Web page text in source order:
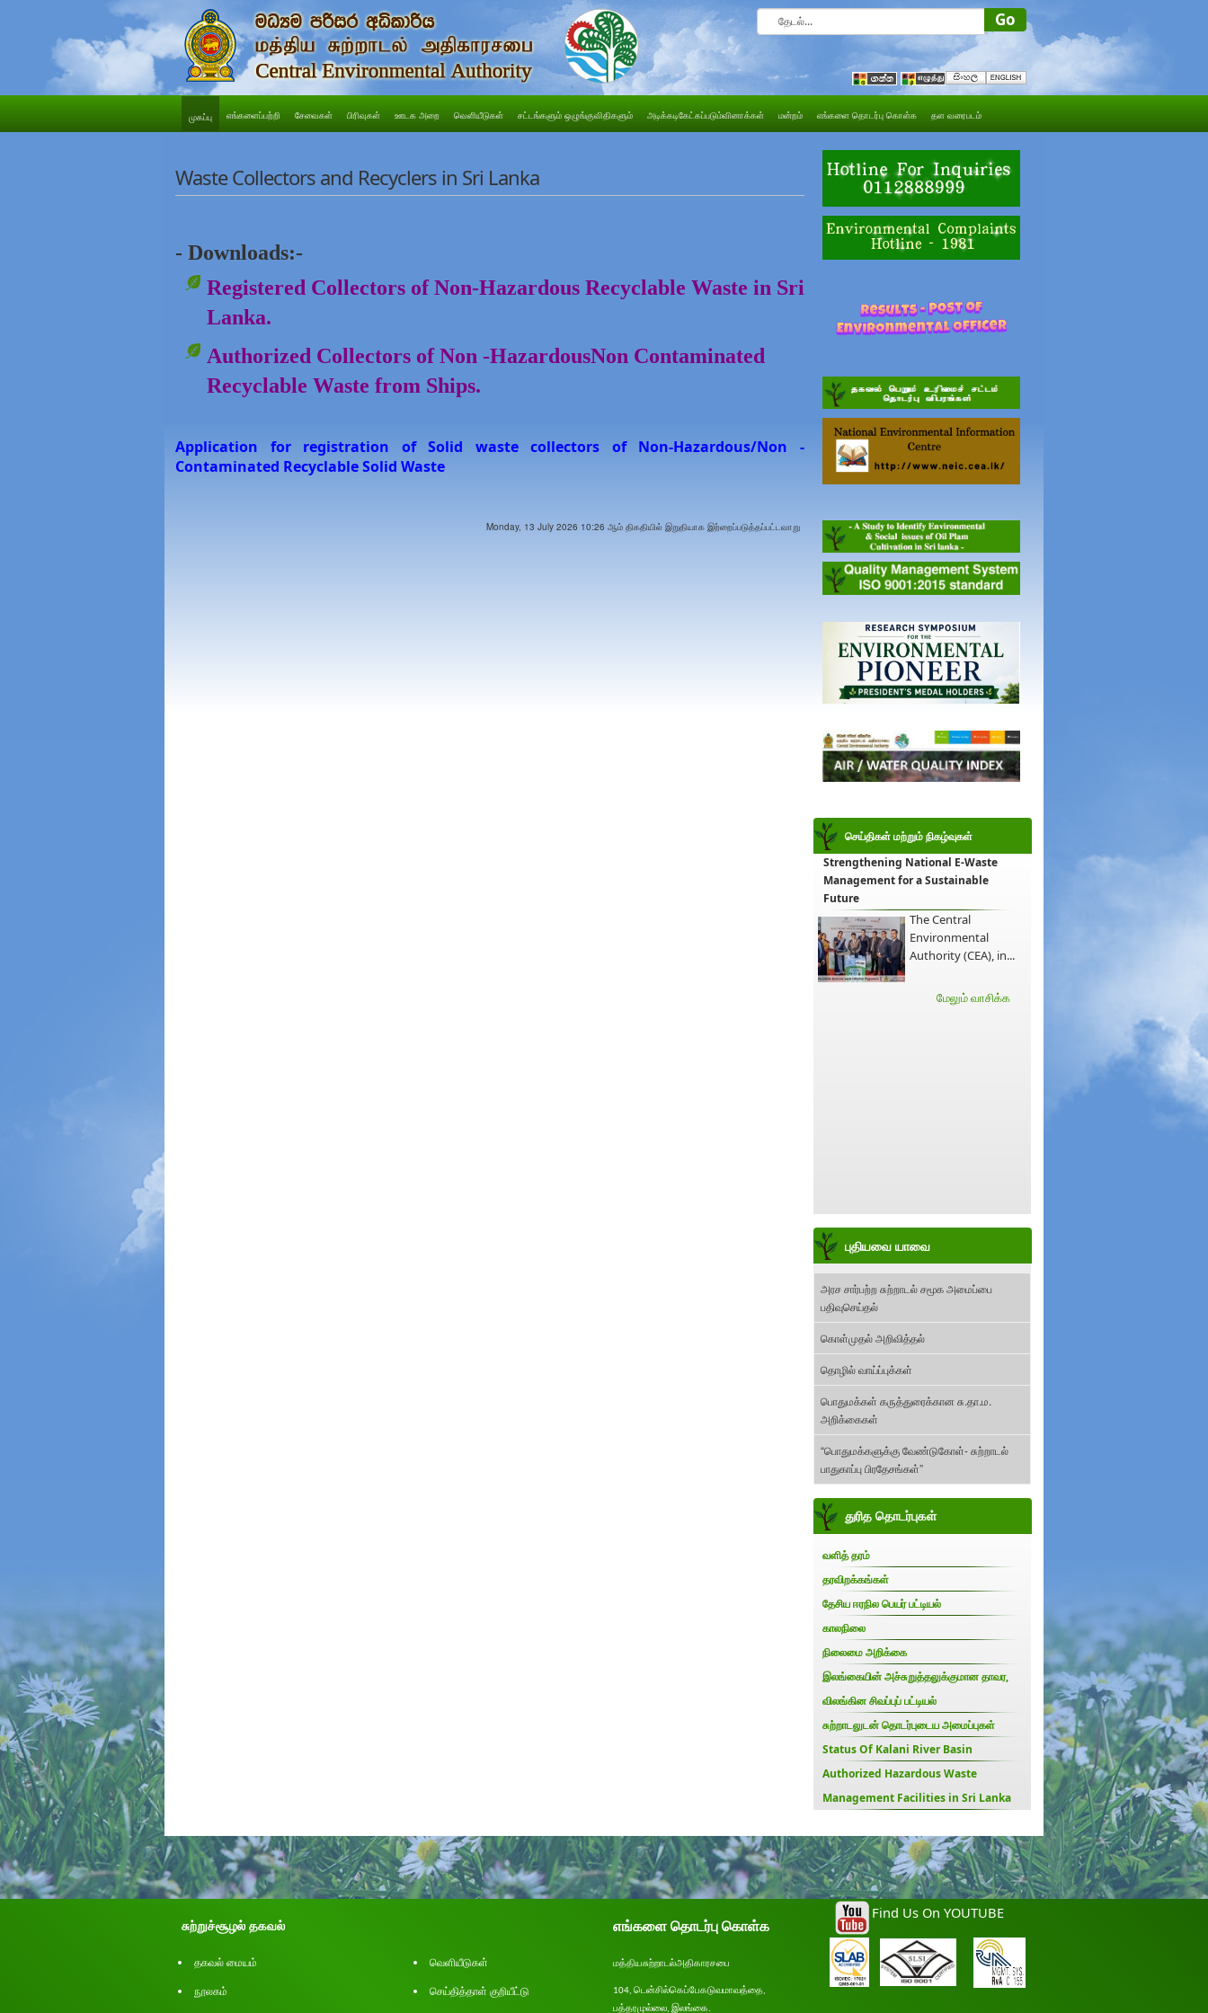
முகப்பு எங்களைப்பற்றி சேவைகள் பிரிவுகள் ஊடக அறை வெளியீடுகள் சட்டங்களும் ஒழுங்குவிதிகளும் அடிக்கடிகேட்கப்படும்வினாக்கள் மன்றம் எங்களை தொடர்பு கொள்க தள வரைபடம்
Waste Collectors and Recyclers in Sri Lanka
- Downloads:-
Registered Collectors of Non-Hazardous Recyclable Waste in Sri
Lanka.
Authorized Collectors of Non -HazardousNon Contaminated
Recyclable Waste from Ships.
Application for registration of Solid waste collectors of Non-Hazardous/Non -
Contaminated Recyclable Solid Waste
Monday, 13 July 2026 10:26 ஆம் திகதியில் இறுதியாக இற்றைப்படுத்தப்பட்டவாறு
செய்திகள் மற்றும் நிகழ்வுகள்
Strengthening National E-Waste
Management for a Sustainable
Future
The Central
Environmental
Authority (CEA), in...
மேலும் வாசிக்க
புதியவை யாவை
அரச சார்பற்ற சுற்றாடல் சமூக அமைப்பை
பதிவுசெய்தல்
கொள்முதல் அறிவித்தல்
தொழில் வாய்ப்புக்கள்
பொதுமக்கள் கருத்துரைக்கான சு.தா.ம.
அறிக்கைகள்
“பொதுமக்களுக்கு வேண்டுகோள்- சுற்றாடல்
பாதுகாப்பு பிரதேசங்கள்”
துரித தொடர்புகள்
வளித் தரம்
தரவிறக்கங்கள்
தேசிய ஈரநில பெயர் பட்டியல்
காலநிலை
நிலைமை அறிக்கை
இலங்கையின் அச்சுறுத்தலுக்குமான தாவர,
விலங்கின சிவப்புப் பட்டியல்
சுற்றாடலுடன் தொடர்புடைய அமைப்புகள்
Status Of Kalani River Basin
Authorized Hazardous Waste
Management Facilities in Sri Lanka
சுற்றுச்சூழல் தகவல்
தகவல் மையம்
வெளியீடுகள்
நூலகம்
செய்தித்தாள் குறியீட்டு
எங்களை தொடர்பு கொள்க
மத்தியசுற்றாடல்அதிகாரசபை
104, டென்சில்கெப்பேகடுவமாவத்தை,
பத்தரமுல்லை, இலங்கை
Find Us On YOUTUBE